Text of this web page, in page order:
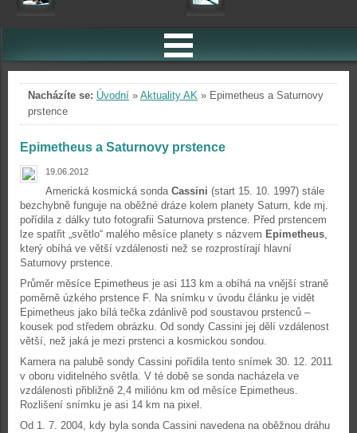
Nacházíte se: Úvodní » Aktuality AK » Epimetheus a Saturnovy
prstence
Epimetheus a Saturnovy prstence
19.06.2012
Americká kosmická sonda Cassini (start 15. 10. 1997) stále
bezchybně funguje na oběžné dráze kolem planety Saturn, kde mj.
pořídila z dálky tuto fotografii Saturnova prstence. Před prstencem
lze spatřit „světlo“ malého měsíce planety s názvem Epimetheus,
který obíhá ve větší vzdálenosti než se rozprostírají hlavní
Saturnovy prstence.
Průměr měsíce Epimetheus je asi 113 km a obíhá na vnější straně
poměrně úzkého prstence F. Na snímku v úvodu článku je vidět
Epimetheus jako bílá tečka zdánlivě pod soustavou prstenců –
kousek pod středem obrázku. Od sondy Cassini jej dělí vzdálenost
větší, než jaká je mezi prstenci a kosmickou sondou.
Kamera na palubě sondy Cassini pořídila tento snímek 30. 12. 2011
v oboru viditelného světla. V té době se sonda nacházela ve
vzdálenosti přibližně 2,4 miliónu km od měsíce Epimetheus.
Rozlišení snímku je asi 14 km na pixel.
Od 1. 7. 2004, kdy byla sonda Cassini navedena na oběžnou dráhu